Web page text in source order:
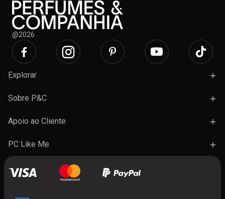
@2026
Explorar
Campanhas
Presentes
Sobre P&C
Lojas e Ações
Apoio ao Cliente
Termos e Condições Gerais de Venda
FAQ's
Contactos
PC Like Me
A minha conta
Benefícios do programa